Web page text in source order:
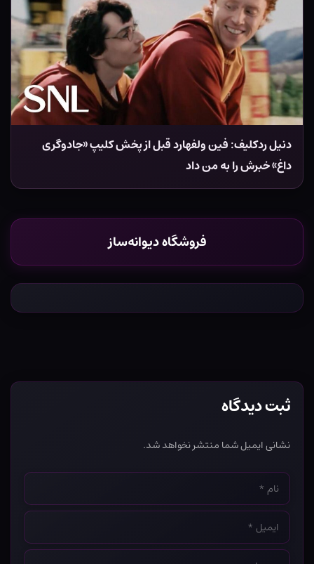
دنیل ردکلیف: فین ولفهارد قبل از پخش کلیپ «جادوگری
داغ» خبرش را به من داد
فروشگاه دیوانه‌ساز
ثبت دیدگاه
نشانی ایمیل شما منتشر نخواهد شد.
نام
*
ایمیل
*
وب‌سایت